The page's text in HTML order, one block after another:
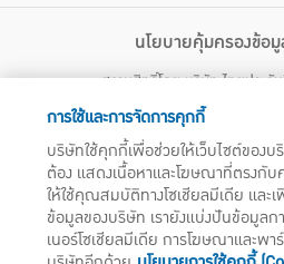
ไทยประกันชีวิต HEALTH CARE
สิทธิพิเศษ
แอปพลิเคชัน ไทยประกันชีวิต
ไทยประกันชีวิตแคร์เซ็นเตอร์
ไทยประกันชีวิตเมดิแคร์
ไทยประกันชีวิตอีซี่เพย์
ไทยประกันชีวิตฮอตเคลม
นโยบายคุ้มครองข้อ
สงวนสิทธิ์โดย บริษัท ไทยประกั
123 ถนน รัชดาภิเษก แขวงดินแดง เขตดิน
บริษัทฯ ขอแจ้งให้ผู้ใช้บริการทราบว่า บรรดาข้อความ ภาพ
ทั้งหมดของเว็บไซต์ รวมถึงเครื่องหมายการค้า เครื่องหมา
บนเว็บไซต์ของบริษัทฯ นี้ เป็นงานอันได้รับความคุ้มครองต
ด้วยกฎหมายของบริษัทฯ แต่เพียงผู้เดียว หากบุคคลใดลอ
สาธารณชน จำหน่าย มีไว้ให้เช่า หรือกระทำการใดๆ ในลัก
การใช้และการจัดการคุกกี้
บริษัทใช้คุกกี้เพื่อช่วยให้เว็บไซต์ของบ
ต้อง แสดงเนื้อหาและโฆษณาที่ตรงกับ
ให้ใช้คุณสมบัติทางโซเชียลมีเดีย และเ
ข้อมูลของบริษัท เรายังแบ่งปันข้อมูลก
เนอร์โซเชียลมีเดีย การโฆษณาและพา